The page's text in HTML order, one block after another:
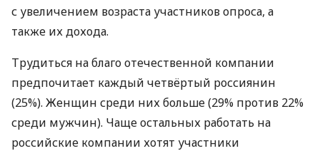
с увеличением возраста участников опроса, а
также их дохода.
Трудиться на благо отечественной компании
предпочитает каждый четвёртый россиянин
(25%). Женщин среди них больше (29% против 22%
среди мужчин). Чаще остальных работать на
российские компании хотят участники